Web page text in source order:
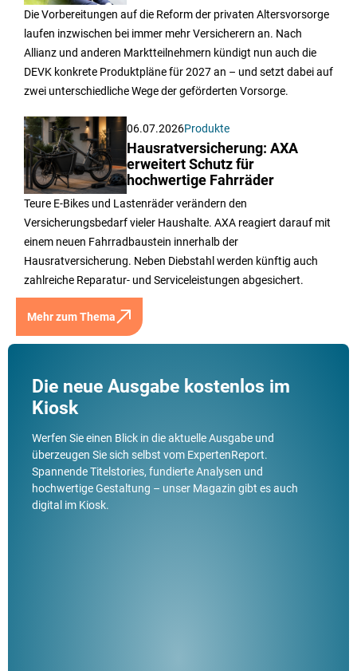
Die Vorbereitungen auf die Reform der privaten Altersvorsorge
laufen inzwischen bei immer mehr Versicherern an. Nach
Allianz und anderen Marktteilnehmern kündigt nun auch die
DEVK konkrete Produktpläne für 2027 an – und setzt dabei auf
zwei unterschiedliche Wege der geförderten Vorsorge.
06.07.2026Produkte
Hausratversicherung: AXA
erweitert Schutz für
hochwertige Fahrräder
Teure E-Bikes und Lastenräder verändern den
Versicherungsbedarf vieler Haushalte. AXA reagiert darauf mit
einem neuen Fahrradbaustein innerhalb der
Hausratversicherung. Neben Diebstahl werden künftig auch
zahlreiche Reparatur- und Serviceleistungen abgesichert.
Mehr zum Thema
Die neue Ausgabe kostenlos im
Kiosk
Werfen Sie einen Blick in die aktuelle Ausgabe und
überzeugen Sie sich selbst vom ExpertenReport.
Spannende Titelstories, fundierte Analysen und
hochwertige Gestaltung – unser Magazin gibt es auch
digital im Kiosk.